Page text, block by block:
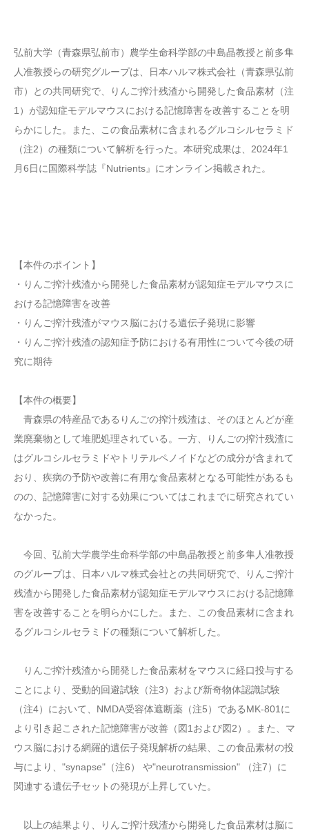
弘前大学（青森県弘前市）農学生命科学部の中島晶教授と前多隼
人准教授らの研究グループは、日本ハルマ株式会社（青森県弘前
市）との共同研究で、りんご搾汁残渣から開発した食品素材（注
1）が認知症モデルマウスにおける記憶障害を改善することを明
らかにした。また、この食品素材に含まれるグルコシルセラミド
（注2）の種類について解析を行った。本研究成果は、2024年1
月6日に国際科学誌『Nutrients』にオンライン掲載された。
【本件のポイント】
・りんご搾汁残渣から開発した食品素材が認知症モデルマウスに
おける記憶障害を改善
・りんご搾汁残渣がマウス脳における遺伝子発現に影響
・りんご搾汁残渣の認知症予防における有用性について今後の研
究に期待
【本件の概要】
青森県の特産品であるりんごの搾汁残渣は、そのほとんどが産
業廃棄物として堆肥処理されている。一方、りんごの搾汁残渣に
はグルコシルセラミドやトリテルペノイドなどの成分が含まれて
おり、疾病の予防や改善に有用な食品素材となる可能性があるも
のの、記憶障害に対する効果についてはこれまでに研究されてい
なかった。
今回、弘前大学農学生命科学部の中島晶教授と前多隼人准教授
のグループは、日本ハルマ株式会社との共同研究で、りんご搾汁
残渣から開発した食品素材が認知症モデルマウスにおける記憶障
害を改善することを明らかにした。また、この食品素材に含まれ
るグルコシルセラミドの種類について解析した。
りんご搾汁残渣から開発した食品素材をマウスに経口投与する
ことにより、受動的回避試験（注3）および新奇物体認識試験
（注4）において、NMDA受容体遮断薬（注5）であるMK-801に
より引き起こされた記憶障害が改善（図1および図2）。また、マ
ウス脳における網羅的遺伝子発現解析の結果、この食品素材の投
与により、"synapse"（注6） や"neurotransmission" （注7）に
関連する遺伝子セットの発現が上昇していた。
以上の結果より、りんご搾汁残渣から開発した食品素材は脳に